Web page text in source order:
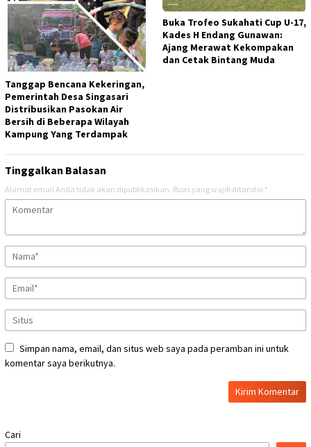
Tanggap Bencana Kekeringan,
Pemerintah Desa Singasari
Distribusikan Pasokan Air
Bersih di Beberapa Wilayah
Kampung Yang Terdampak
Buka Trofeo Sukahati Cup U-17,
Kades H Endang Gunawan:
Ajang Merawat Kekompakan
dan Cetak Bintang Muda
Tinggalkan Balasan
Alamat email Anda tidak akan dipublikasikan. Ruas yang wajib ditandai *
Simpan nama, email, dan situs web saya pada peramban ini untuk
komentar saya berikutnya.
Cari